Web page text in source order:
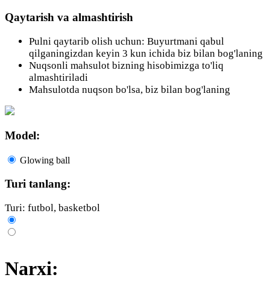
Qaytarish va almashtirish
Pulni qaytarib olish uchun: Buyurtmani qabul
qilganingizdan keyin 3 kun ichida biz bilan bog'laning
Nuqsonli mahsulot bizning hisobimizga to'liq
almashtiriladi
Mahsulotda nuqson bo'lsa, biz bilan bog'laning
Model:
Glowing ball
Turi tanlang:
Turi: futbol, basketbol
Narxi: